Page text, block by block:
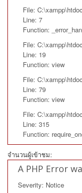
File:
Line: 7
Function:
File:
Line: 19
Function: view
File:
Line: 79
Function: view
File:
Line: 315
Function:
จำนวนผู้เข้าชม:
A PHP Error
Severity: Notice